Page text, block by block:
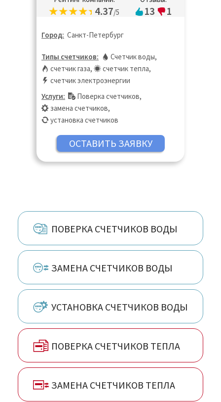
4.37/5 13 1
Город: Санкт-Петербург
Типы счетчиков: Счетчик воды,
счетчик газа, счетчик тепла,
счетчик электроэнергии
Услуги:
Поверка счетчиков,
замена счетчиков,
установка счетчиков
ПОВЕРКА СЧЕТЧИКОВ ВОДЫ
ЗАМЕНА СЧЕТЧИКОВ ВОДЫ
УСТАНОВКА СЧЕТЧИКОВ ВОДЫ
ПОВЕРКА СЧЕТЧИКОВ ТЕПЛА
ЗАМЕНА СЧЕТЧИКОВ ТЕПЛА